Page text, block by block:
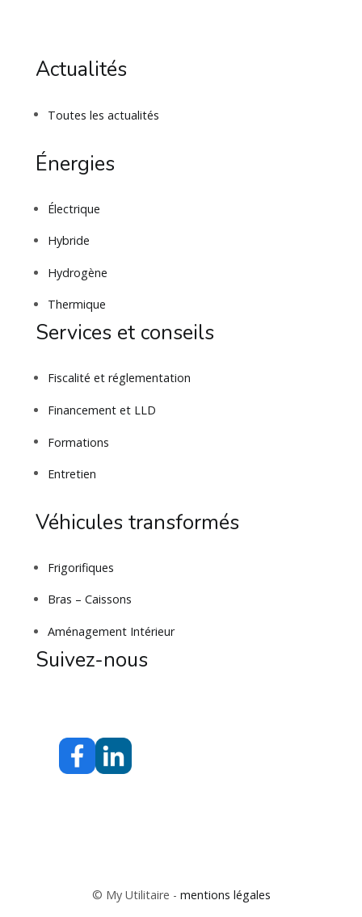
Actualités
Toutes les actualités
Énergies
Électrique
Hybride
Hydrogène
Thermique
Services et conseils
Fiscalité et réglementation
Financement et LLD
Formations
Entretien
Véhicules transformés
Frigorifiques
Bras – Caissons
Aménagement Intérieur
Suivez-nous
© My Utilitaire - mentions légales